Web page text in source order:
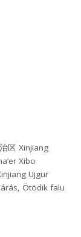
区 Xinjiang
Xibo
Ujgur
Ötödik falu